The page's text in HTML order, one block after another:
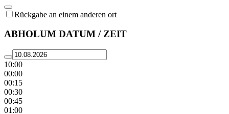
Rückgabe an einem anderen ort
ABHOLUM DATUM / ZEIT
10:00
00:00
00:15
00:30
00:45
01:00